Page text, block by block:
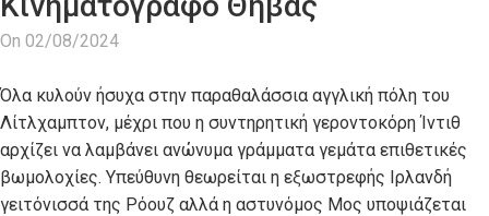
On 02/08/2024
Όλα κυλούν ήσυχα στην παραθαλάσσια αγγλική πόλη του
Λίτλχαμπτον, μέχρι που η συντηρητική γεροντοκόρη Ίντιθ
αρχίζει να λαμβάνει ανώνυμα γράμματα γεμάτα επιθετικές
βωμολοχίες. Υπεύθυνη θεωρείται η εξωστρεφής Ιρλανδή
γειτόνισσά της Ρόουζ αλλά η αστυνόμος Μος υποψιάζεται